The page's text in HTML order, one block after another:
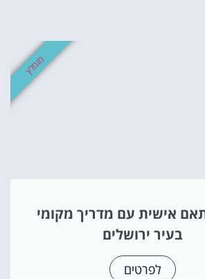
אישית עם מדריך מקומי
בעיר ירושלים
לפרטים
מומלץ